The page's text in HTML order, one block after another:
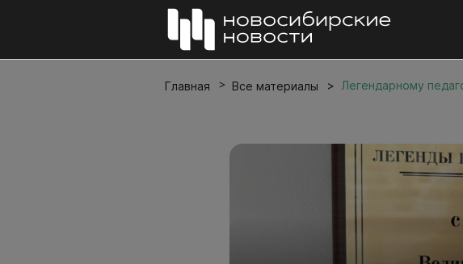
Главная Все материалы Легендарному